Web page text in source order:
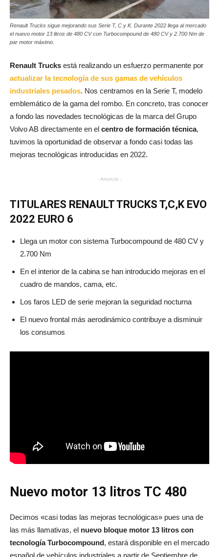
Renault Trucks sigue mejorando sus Serie T, C y K. Durante 2022 llega al mercado
el nuevo motor 13 litros de 480 CV con Turbocompound de 480 CV y 2.700 Nm de
par motor máximo.
Renault Trucks está realizando un esfuerzo permanente por
actualizar la tecnología de sus gamas de vehículos
industriales pesados. Nos centramos en la Serie T, modelo
emblemático de la gama del rombo. En concreto, tras conocer
a fondo las novedades tecnológicas de la marca del Grupo
Volvo AB directamente en el centro de formación técnica,
tuvimos la oportunidad de observar a fondo casi todas las
mejoras tecnológicas introducidas en 2022.
- Anuncio -
TITULARES RENAULT TRUCKS T,C,K EVO
2022 EURO 6
Llega un motor con sistema Turbocompound de 480 CV y
2.700 Nm
En el interior de la cabina se han introducido mejoras en el
cuadro de mandos, cama, etc.
Los faros LED de serie mejoran la seguridad nocturna
El nuevo frontal más aerodinámico contribuye a disminuir
los consumos
Nuevo motor 13 litros TC 480
Decimos «casi todas las mejoras tecnológicas» pues una de
las más llamativas, el nuevo bloque motor 13 litros con
tecnología Turbocompound, estará disponible en el mercado
español de vehículos industriales a partir de Septiembre de